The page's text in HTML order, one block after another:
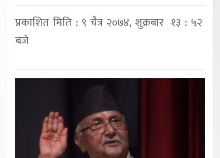
प्रकाशित मिति : ९ चैत्र २०७४, शुक्रबार १३ : ५२
बजे